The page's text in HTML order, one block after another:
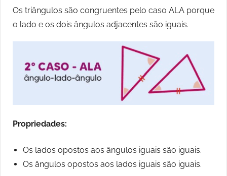
Os triângulos são congruentes pelo caso ALA porque
o lado e os dois ângulos adjacentes são iguais.
Propriedades:
Os lados opostos aos ângulos iguais são iguais.
Os ângulos opostos aos lados iguais são iguais.